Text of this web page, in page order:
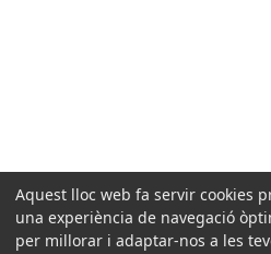
Aquest lloc web fa servir cookies
una experiència de navegació
per millorar i adaptar-nos a les